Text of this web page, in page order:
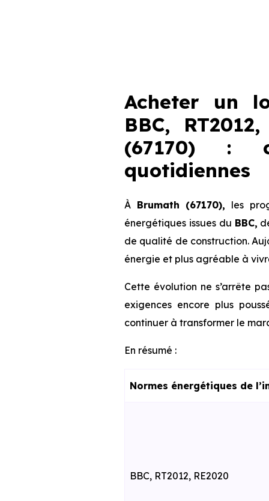
Acheter un
BBC,
(67170) :
quotidiennes
À Brumath (67170), les
énergétiques issues du BBC,
de qualité de construction.
énergie et plus agréable à
Cette évolution ne s’arrête
exigences encore plus
continuer à transformer le
En résumé :
Normes énergétiques de
BBC, RT2012, RE2020